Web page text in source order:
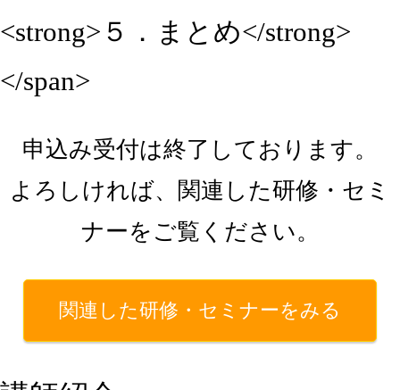
<strong>５．まとめ</strong>
</span>
申込み受付は終了しております。
よろしければ、関連した研修・セミ
ナーをご覧ください。
関連した研修・セミナーをみる